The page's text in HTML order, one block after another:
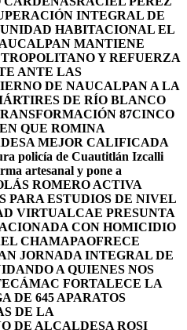
INTEGRAL DE
HABITACIONAL EL
MANTIENE
Y REFUERZA
ANTE LAS
DE NAUCALPAN A LA
DE RÍO BLANCO
87CINCO
QUE ROMINA
MEJOR CALIFICADA
policía de Cuautitlán Izcalli
artesanal y pone a
ROMERO ACTIVA
PARA ESTUDIOS DE NIVEL
VIRTUALCAE PRESUNTA
CON HOMICIDIO
CHAMAPAOFRECE
JORNADA INTEGRAL DE
A QUIENES NOS
FORTALECE LA
DE 645 APARATOS
DE LA
DE ALCALDESA ROSI